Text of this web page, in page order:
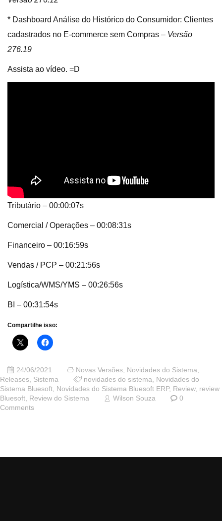
* Dashboard Análise do Histórico do Consumidor: Clientes
cadastrados no E-commerce sem Compras – Versão
276.19
Assista ao vídeo. =D
Tributário – 00:00:07s
Comercial / Operações – 00:08:31s
Financeiro – 00:16:59s
Vendas / PCP – 00:21:56s
Logística/WMS/YMS – 00:26:56s
BI – 00:31:54s
Compartilhe isso:
24/06/2021 Novas Versões, Novidades do Sistema,
Releases, Sistema novidades do sistema, Novidades do
Sistema Bluesoft, Novidades do Sistema Bluesoft ERP, Review, review
Bluesoft, Review do Sistema Wilson Souza
0
Comments